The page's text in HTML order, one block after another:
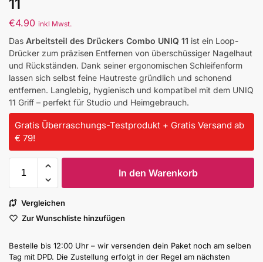
11
€4.90 inkl Mwst.
Das Arbeitsteil des Drückers Combo UNIQ 11 ist ein Loop-
Drücker zum präzisen Entfernen von überschüssiger Nagelhaut
und Rückständen. Dank seiner ergonomischen Schleifenform
lassen sich selbst feine Hautreste gründlich und schonend
entfernen. Langlebig, hygienisch und kompatibel mit dem UNIQ
11 Griff – perfekt für Studio und Heimgebrauch.
Gratis Überraschungs-Testprodukt + Gratis Versand ab
€ 79!
In den Warenkorb
Vergleichen
Zur Wunschliste hinzufügen
Bestelle bis 12:00 Uhr – wir versenden dein Paket noch am selben
Tag mit DPD. Die Zustellung erfolgt in der Regel am nächsten